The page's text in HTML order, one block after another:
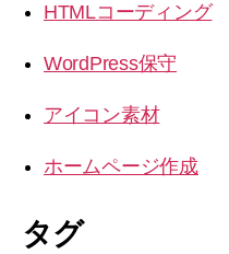
HTMLコーディング
WordPress保守
アイコン素材
ホームページ作成
タグ